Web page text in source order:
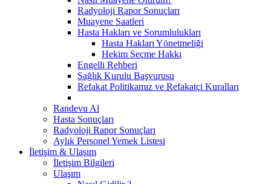
Radyoloji Rapor Sonuçları
Muayene Saatleri
Hasta Hakları ve Sorumlulukları
Hasta Hakları Yönetmeliği
Hekim Seçme Hakkı
Engelli Rehberi
Sağlık Kurulu Başvurusu
Refakat Politikamız ve Refakatçi Kuralları
Randevu Al
Hasta Sonuçları
Radyoloji Rapor Sonuçları
Aylık Personel Yemek Listesi
İletişim & Ulaşım
İletişim Bilgileri
Ulaşım